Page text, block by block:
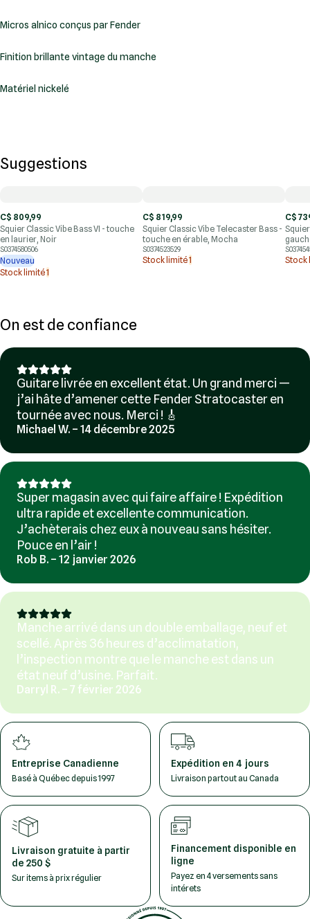
Micros alnico conçus par Fender
Finition brillante vintage du manche
Matériel nickelé
Suggestions
C$ 809,99
Squier Classic Vibe Bass VI - touche
en laurier, Noir
S0374580506
Nouveau
Stock limité1
C$ 819,99
Squier Classic Vibe Telecaster Bass -
touche en érable, Mocha
S0374523529
Stock limité1
C$
Stock
On est de confiance
Guitare livrée en excellent état. Un grand merci —
j’ai hâte d’amener cette Fender Stratocaster en
tournée avec nous. Merci ! 🎸
Michael W. – 14 décembre 2025
Super magasin avec qui faire affaire ! Expédition
ultra rapide et excellente communication.
J’achèterais chez eux à nouveau sans hésiter.
Pouce en l’air !
Rob B. – 12 janvier 2026
Manche arrivé dans un double emballage, neuf et
scellé. Après 36 heures d’acclimatation,
l’inspection montre que le manche est dans un
état neuf d’usine. Parfait.
Darryl R. – 7 février 2026
Entreprise Canadienne
Basé à Québec depuis 1997
Expédition en 4 jours
Livraison partout au Canada
Livraison gratuite à partir
de 250 $
Sur items à prix régulier
Financement disponible en
ligne
Payez en 4 versements sans
intérets